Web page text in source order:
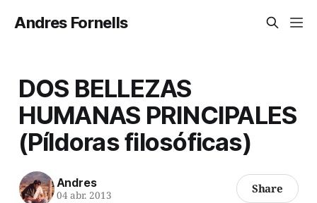
Andres Fornells
DOS BELLEZAS
HUMANAS PRINCIPALES
(Píldoras filosóficas)
Andres
04 abr. 2013 Share